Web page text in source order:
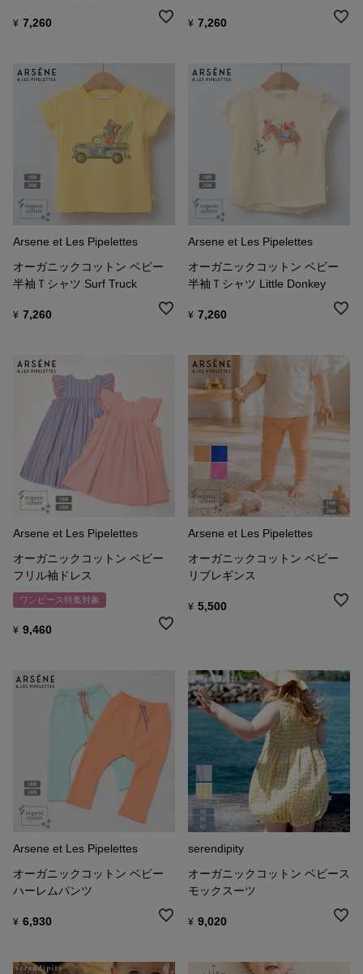
¥ 7,260 ¥ 7,260
Arsene et Les Pipelettes
オーガニックコットン ベビー
半袖Ｔシャツ Surf Truck
¥ 7,260
Arsene et Les Pipelettes
オーガニックコットン ベビー
半袖Ｔシャツ Little Donkey
¥ 7,260
Arsene et Les Pipelettes
オーガニックコットン ベビー
フリル袖ドレス
ワンピース特集対象
¥ 9,460
Arsene et Les Pipelettes
オーガニックコットン ベビー
リブレギンス
¥ 5,500
Arsene et Les Pipelettes
オーガニックコットン ベビー
ハーレムパンツ
¥ 6,930
serendipity
オーガニックコットン ベビース
モックスーツ
¥ 9,020